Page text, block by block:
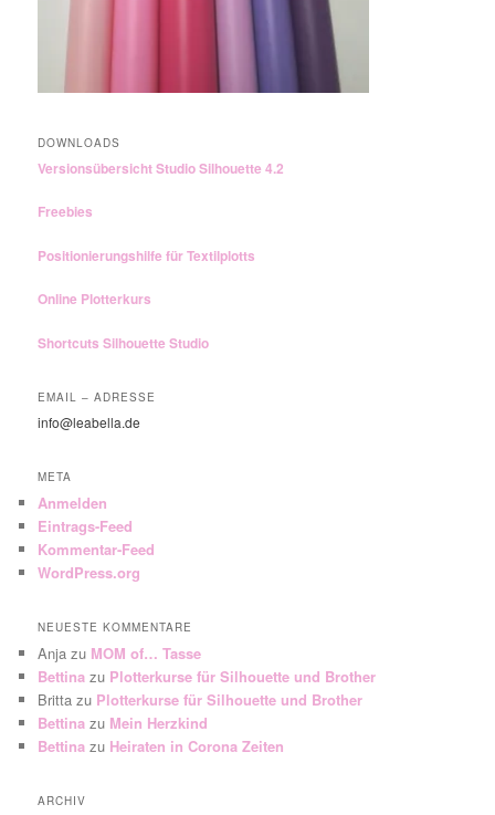
DOWNLOADS
Versionsübersicht Studio Silhouette 4.2
Freebies
Positionierungshilfe für Textilplotts
Online Plotterkurs
Shortcuts Silhouette Studio
EMAIL – ADRESSE
info@leabella.de
META
Anmelden
Eintrags-Feed
Kommentar-Feed
WordPress.org
NEUESTE KOMMENTARE
Anja zu MOM of… Tasse
Bettina zu Plotterkurse für Silhouette und Brother
Britta zu Plotterkurse für Silhouette und Brother
Bettina zu Mein Herzkind
Bettina zu Heiraten in Corona Zeiten
ARCHIV